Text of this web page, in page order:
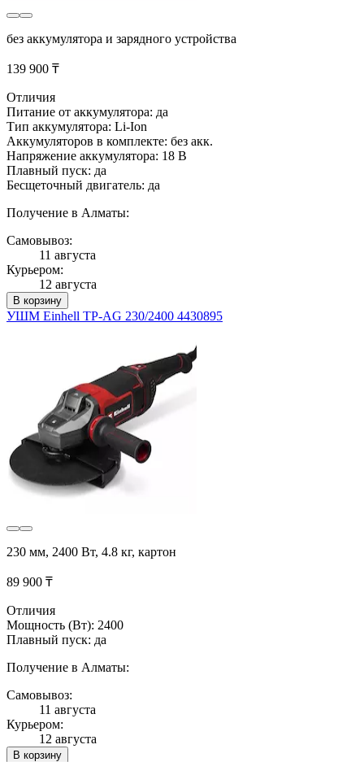
без аккумулятора и зарядного устройства
139 900 ₸
Отличия
Питание от аккумулятора: да
Тип аккумулятора: Li-Ion
Аккумуляторов в комплекте: без акк.
Напряжение аккумулятора: 18 В
Плавный пуск: да
Бесщеточный двигатель: да
Получение в Алматы:
Самовывоз:
11 августа
Курьером:
12 августа
В корзину
УШМ Einhell TP-AG 230/2400 4430895
230 мм, 2400 Вт, 4.8 кг, картон
89 900 ₸
Отличия
Мощность (Вт): 2400
Плавный пуск: да
Получение в Алматы:
Самовывоз:
11 августа
Курьером:
12 августа
В корзину